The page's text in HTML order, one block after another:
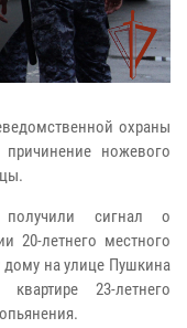
охраны
ножевого
сигнал о
20-летнего местного
на улице Пушкина
23-летнего